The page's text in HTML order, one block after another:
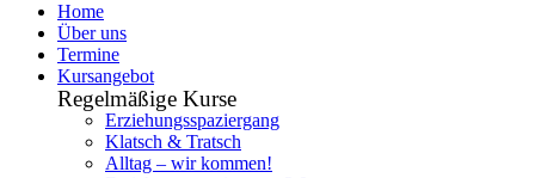
Home
Über uns
Termine
Kursangebot
Regelmäßige Kurse
Erziehungsspaziergang
Klatsch & Tratsch
Alltag – wir kommen!